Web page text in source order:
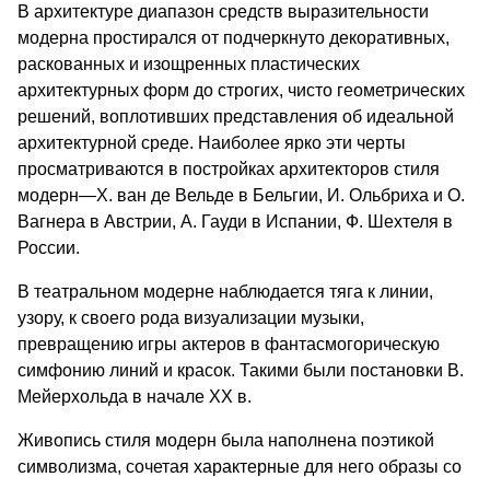
В архитектуре диапазон средств выразительности
модерна простирался от подчеркнуто декоративных,
раскованных и изощренных пластических
архитектурных форм до строгих, чисто геометрических
решений, воплотивших представления об идеальной
архитектурной среде. Наиболее ярко эти черты
просматриваются в постройках архитекторов стиля
модерн—X. ван де Вельде в Бельгии, И. Ольбриха и О.
Вагнера в Австрии, А. Гауди в Испании, Ф. Шехтеля в
России.
В театральном модерне наблюдается тяга к линии,
узору, к своего рода визуализации музыки,
превращению игры актеров в фантасмогорическую
симфонию линий и красок. Такими были постановки В.
Мейерхольда в начале XX в.
Живопись стиля модерн была наполнена поэтикой
символизма, сочетая характерные для него образы со